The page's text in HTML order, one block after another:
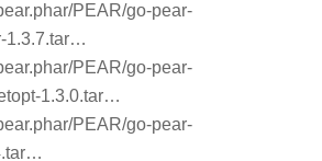
PEAR/go-pear-
1.3.7.tar…
PEAR/go-pear-
1.3.0.tar…
PEAR/go-pear-